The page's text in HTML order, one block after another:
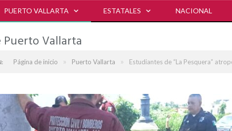
PUERTO VALLARTA ESTATALES NACIONAL
Puerto Vallarta
Página de inicio » Puerto Vallarta » Estudiantes de “La Pesquera”